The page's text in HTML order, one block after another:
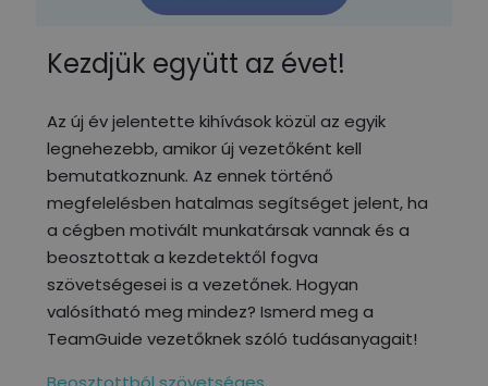
Kezdjük együtt az évet!
Az új év jelentette kihívások közül az egyik
legnehezebb, amikor új vezetőként kell
bemutatkoznunk. Az ennek történő
megfelelésben hatalmas segítséget jelent, ha
a cégben motivált munkatársak vannak és a
beosztottak a kezdetektől fogva
szövetségesei is a vezetőnek. Hogyan
valósítható meg mindez? Ismerd meg a
TeamGuide vezetőknek szóló tudásanyagait!